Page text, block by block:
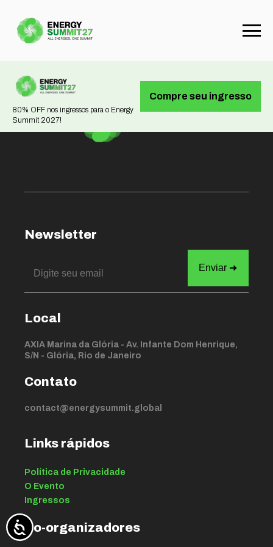
80% OFF nos ingressos para o Energy
Summit 2027!
Compre seu ingresso
Not found
Newsletter
Local
AXIA Marina da Glória - Av. Infante Dom Henrique,
S/N - Glória, Rio de Janeiro
Contato
contact@energysummit.global
Links rápidos
Política de Privacidade
O Evento
Ingressos
Co-organizadores